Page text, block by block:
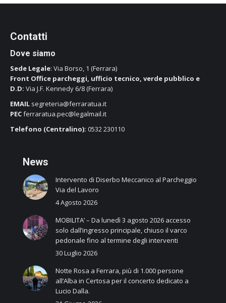
Contatti
Dove siamo
Sede Legale: Via Borso, 1 (Ferrara)
Front Office parcheggi, ufficio tecnico, verde pubblico e
D.D: Via J.F. Kennedy 6/8 (Ferrara)
EMAIL segreteria@ferraratua.it
PECferraratua.pec@legalmail.it
Telefono (Centralino): 0532 230110
News
Intervento di Diserbo Meccanico al Parcheggio
Via del Lavoro
4 Agosto 2026
MOBILITA’ – Da lunedì 3 agosto 2026 accesso
solo dall’ingresso principale, chiuso il varco
pedonale fino al termine degli interventi
30 Luglio 2026
Notte Rosa a Ferrara, più di 1.000 persone
all’Alba in Certosa per il concerto dedicato a
Lucio Dalla.